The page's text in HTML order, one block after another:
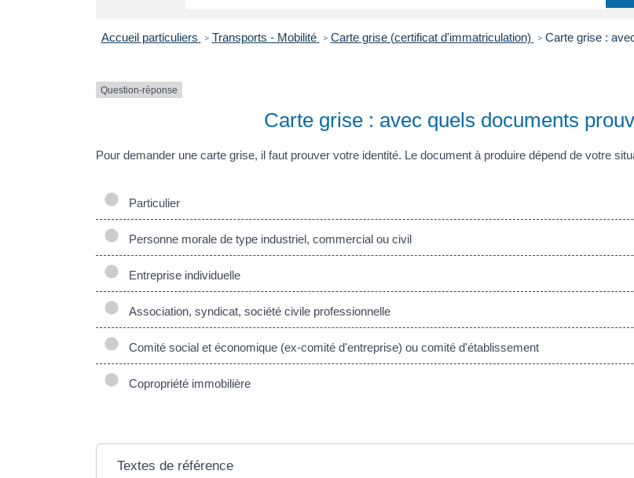
Accueil particuliers > Transports - Mobilité > Carte grise (certificat d'immatriculation) > Carte grise :
Question-réponse
Carte grise : avec quels documents
Pour demander une carte grise, il faut prouver votre identité. Le document à produire dépend de votre
Particulier
Personne morale de type industriel, commercial ou civil
Entreprise individuelle
Association, syndicat, société civile professionnelle
Comité social et économique (ex-comité d'entreprise) ou comité d'établissement
Copropriété immobilière
Textes de référence